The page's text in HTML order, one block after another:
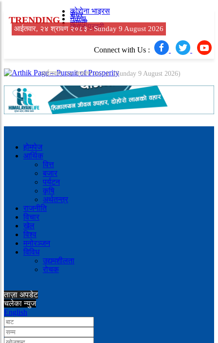
TRENDING
कोरोना भाइरस
सेयर
नेकपा
लगानी
नेपाल प्रहरी
Connect with Us :
आईतवार, २४ श्रावण २०८३ (Sunday 9 August 2026)
आईतवार, २४ श्रावण २०८३ -Sunday 9 August 2026
होमपेज
आर्थिक
वित्त
बजार
पर्यटन
कृषि
अर्थतन्त्र
राजनीति
विचार
खेल
विश्व
मनोरञ्जन
विविध
उद्यमशीलता
रोचक
ताज़ा अपडेट
चलेका न्युज
English